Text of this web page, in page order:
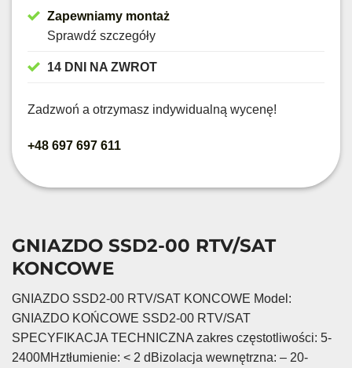
GNIAZDO SSD2-00 RTV/SAT
KONCOWE
GNIAZDO SSD2-00 RTV/SAT KONCOWE Model:
GNIAZDO KOŃCOWE SSD2-00 RTV/SAT
SPECYFIKACJA TECHNICZNA zakres częstotliwości: 5-
2400MHztłumienie: < 2 dBizolacja wewnętrzna: – 20-
Zapewniamy montaż
Sprawdź szczegóły
14 DNI NA ZWROT
Zadzwoń a otrzymasz indywidualną wycenę!
+48 697 697 611